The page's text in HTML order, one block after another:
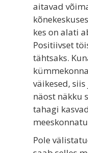
aitavad
kes on alati
Positiivset
tähtsaks.
väikesed,
näost näkku
tahagi
Pole